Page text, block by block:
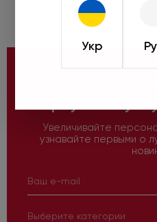
Укр
Увеличивайте
узнавайте первыми о
Выберите категории